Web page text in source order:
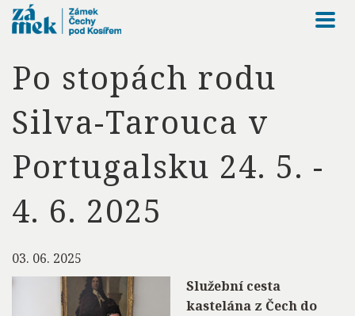
Po stopách rodu
Silva-Tarouca v
Portugalsku 24. 5. -
4. 6. 2025
03. 06. 2025
Služební cesta
kastelána z Čech do